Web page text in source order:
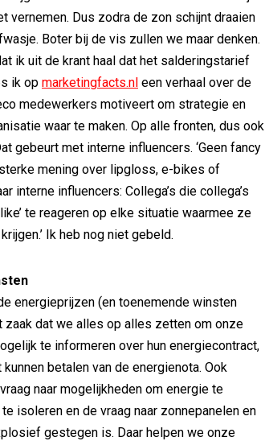
vernemen. Dus zodra de zon schijnt draaien
Boter bij de vis zullen we maar denken.
ik uit de krant haal dat het salderingstarief
ik op marketingfacts.nl een verhaal over de
medewerkers motiveert om strategie en
waar te maken. Op alle fronten, dus ook
gebeurt met interne influencers. ‘Geen fancy
mening over lipgloss, e-bikes of
interne influencers: Collega’s die collega’s
te reageren op elke situatie waarmee ze
Ik heb nog niet gebeld.
energieprijzen (en toenemende winsten
zaak dat we alles op alles zetten om onze
te informeren over hun energiecontract,
kunnen betalen van de energienota. Ook
naar mogelijkheden om energie te
isoleren en de vraag naar zonnepanelen en
gestegen is. Daar helpen we onze